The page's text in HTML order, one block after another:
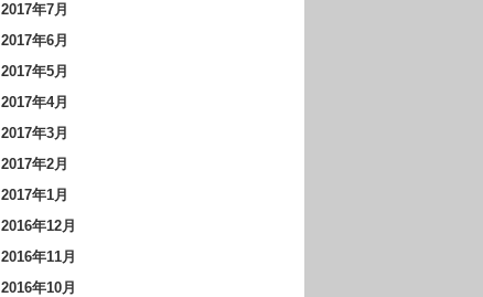
2017年7月
2017年6月
2017年5月
2017年4月
2017年3月
2017年2月
2017年1月
2016年12月
2016年11月
2016年10月